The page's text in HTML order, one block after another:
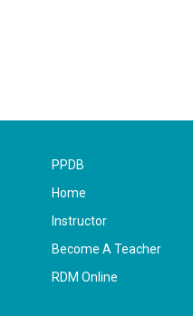
PPDB
Home
Instructor
Become A Teacher
RDM Online